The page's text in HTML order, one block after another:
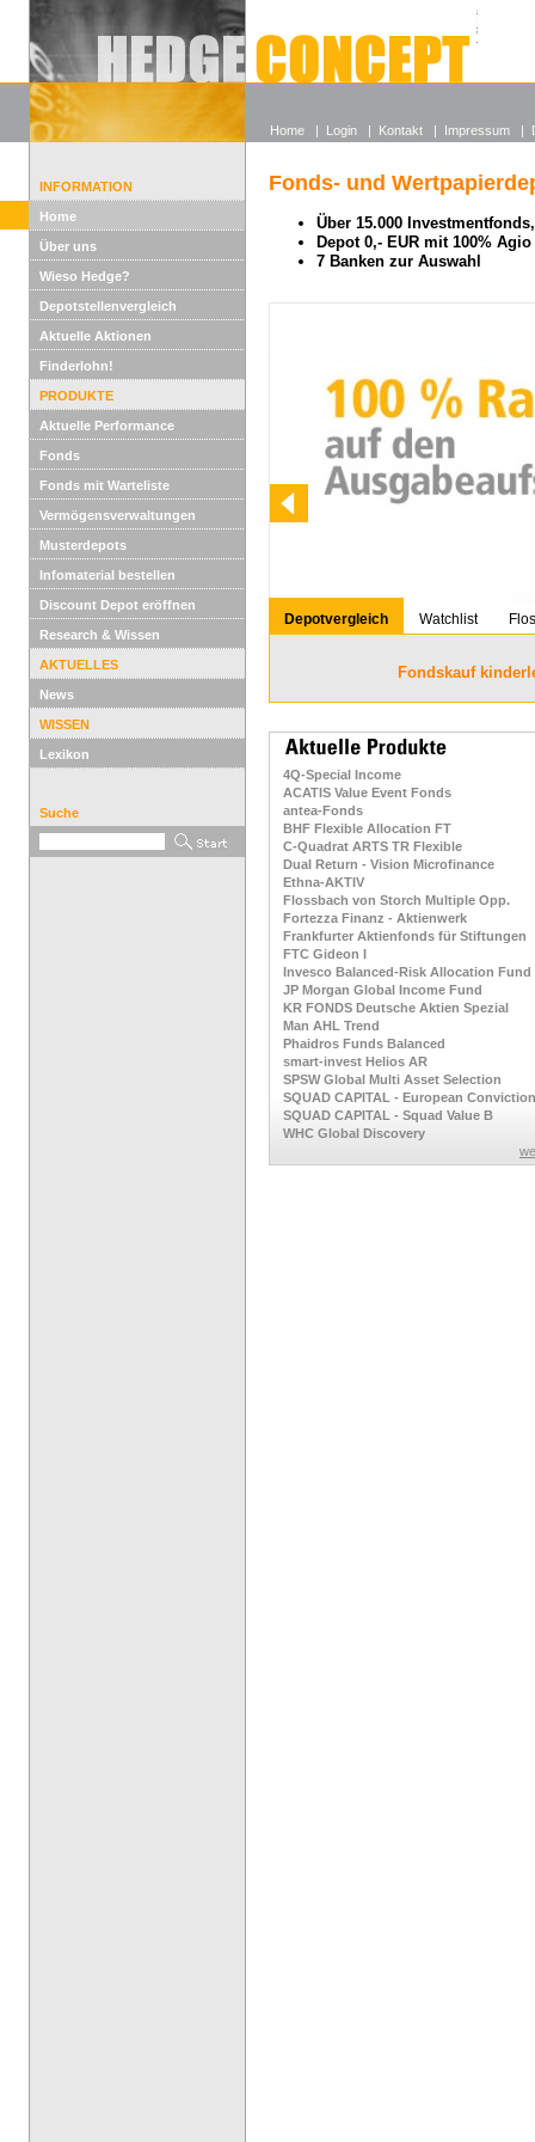
Alle
Wieso
INFORMATION
Home
Über uns
Wieso Hedge?
Depotstellenvergleich
Aktuelle Aktionen
Finderlohn!
PRODUKTE
Aktuelle Performance
Fonds
Fonds mit Warteliste
Vermögensverwaltungen
Musterdepots
Infomaterial bestellen
Discount Depot eröffnen
Research & Wissen
AKTUELLES
News
WISSEN
Lexikon
Suche
Fonds- und
Über 15.000
Depot 0,- EUR mit 100% Agio
7 Banken zur Auswahl
Depotvergleich Watchlist
Fondskauf
4Q-Special Income
ACATIS Value Event Fonds
antea-Fonds
BHF Flexible Allocation FT
C-Quadrat ARTS TR Flexible
Dual Return - Vision Microfinance
Ethna-AKTIV
Flossbach von Storch Multiple Opp.
Fortezza Finanz - Aktienwerk
Frankfurter Aktienfonds für Stiftungen
FTC Gideon I
Invesco Balanced-Risk Allocation Fund
JP Morgan Global Income Fund
KR FONDS Deutsche Aktien Spezial
Man AHL Trend
Phaidros Funds Balanced
smart-invest Helios AR
SPSW Global Multi Asset Selection
SQUAD CAPITAL - European
SQUAD CAPITAL - Squad Value B
WHC Global Discovery
Home | Login | Kontakt | Impressum |